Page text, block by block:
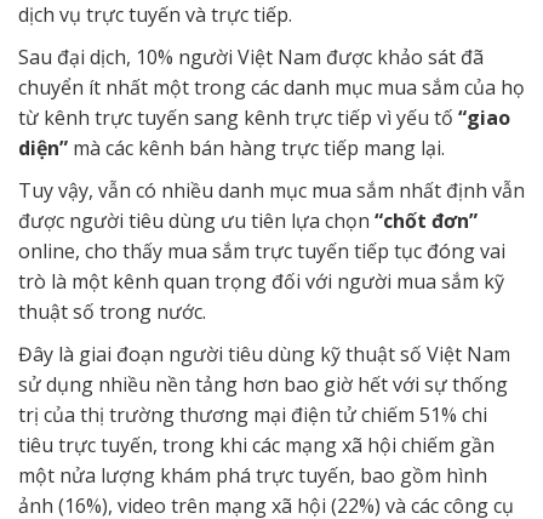
dịch vụ trực tuyến và trực tiếp.
Sau đại dịch, 10% người Việt Nam được khảo sát đã
chuyển ít nhất một trong các danh mục mua sắm của họ
từ kênh trực tuyến sang kênh trực tiếp vì yếu tố “giao
diện” mà các kênh bán hàng trực tiếp mang lại.
Tuy vậy, vẫn có nhiều danh mục mua sắm nhất định vẫn
được người tiêu dùng ưu tiên lựa chọn “chốt đơn”
online, cho thấy mua sắm trực tuyến tiếp tục đóng vai
trò là một kênh quan trọng đối với người mua sắm kỹ
thuật số trong nước.
Đây là giai đoạn người tiêu dùng kỹ thuật số Việt Nam
sử dụng nhiều nền tảng hơn bao giờ hết với sự thống
trị của thị trường thương mại điện tử chiếm 51% chi
tiêu trực tuyến, trong khi các mạng xã hội chiếm gần
một nửa lượng khám phá trực tuyến, bao gồm hình
ảnh (16%), video trên mạng xã hội (22%) và các công cụ